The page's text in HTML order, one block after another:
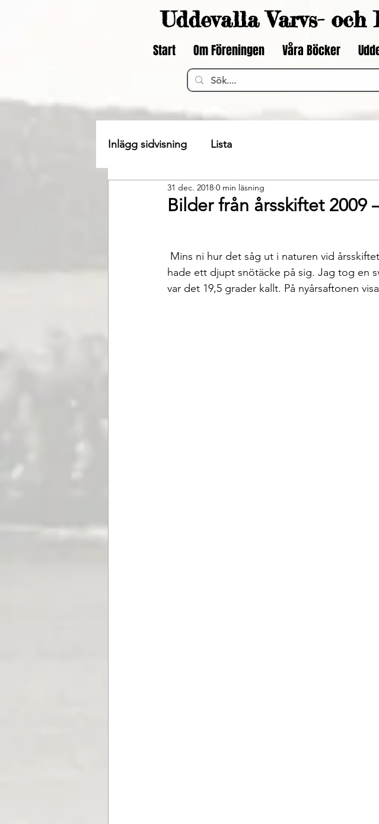
Uddevalla Varvs-
Start Om Föreningen Våra Böcker
Inlägg sidvisning Lista
Bilder från årsskiftet 2009
31 dec. 2018 0 min läsning
hade ett djupt snötäcke på sig. Jag tog en
var det 19,5 grader kallt. På nyårsaftonen